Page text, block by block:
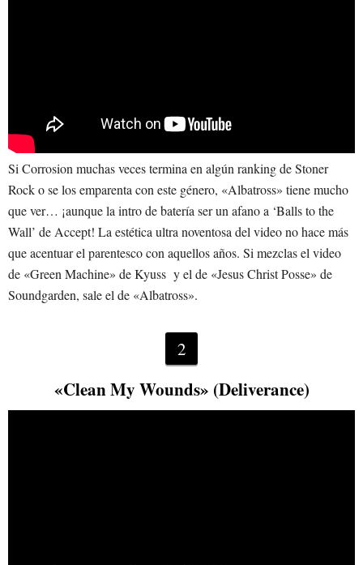
Si Corrosion muchas veces termina en algún ranking de Stoner
Rock o se los emparenta con este género, «Albatross» tiene mucho
que ver… ¡aunque la intro de batería ser un afano a ‘Balls to the
Wall’ de Accept! La estética ultra noventosa del video no hace más
que acentuar el parentesco con aquellos años. Si mezclas el video
de «Green Machine» de Kyuss y el de «Jesus Christ Posse» de
Soundgarden, sale el de «Albatross».
2
«Clean My Wounds» (Deliverance)